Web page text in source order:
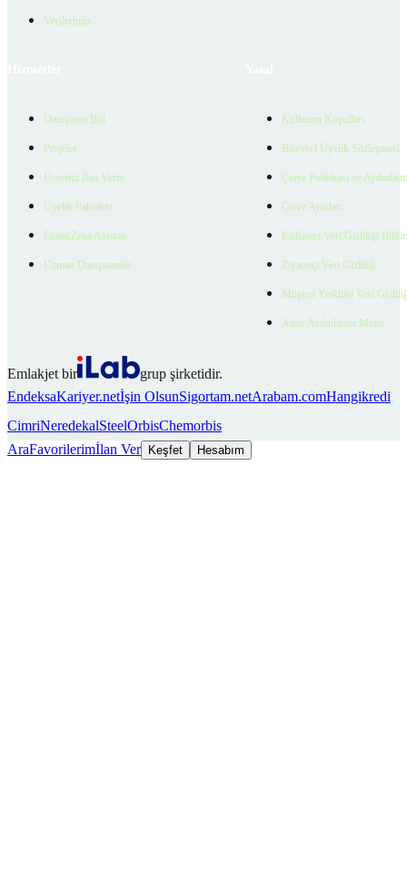
Verilerimiz
Danışman Bul
Projeler
Ücretsiz İlan Verin
Üyelik Paketleri
EmlakZeka Asistan
Uzman Danışmanlar
Kullanım Koşulları
Bireysel Üyelik Sözleşmesi
Çerez Politikası ve
Çerez Ayarları
Kullanıcı Veri Gizliliği
Ziyaretçi Veri Gizliliği
Müşteri Yetkilisi Veri
Aday Aydınlatma Metni
Emlakjet bir
grup şirketidir.
EndeksaKariyer.netİşin OlsunSigortam.netArabam.comHangikredi
CimriNeredekalSteelOrbisChemorbis
AraFavorilerimİlan Ver Keşfet Hesabım